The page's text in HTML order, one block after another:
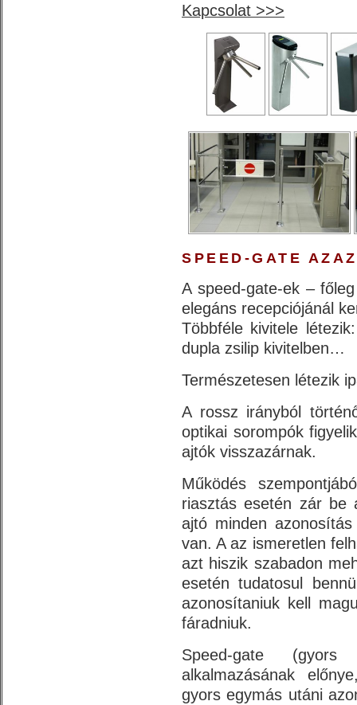
Kapcsolat >>>
SPEED-GATE
A speed-gate-ek –
elegáns recepciójánál
Többféle kivitele
dupla zsilip kivitelben…
Természetesen létezik
A rossz irányból
optikai sorompók
ajtók visszazárnak.
Működés
riasztás esetén zár be
ajtó minden
van. A az ismeretlen
azt hiszik szabadon
esetén tudatosul
azonosítaniuk kell
fáradniuk.
Speed-gate (gyors
alkalmazásának
gyors egymás utáni